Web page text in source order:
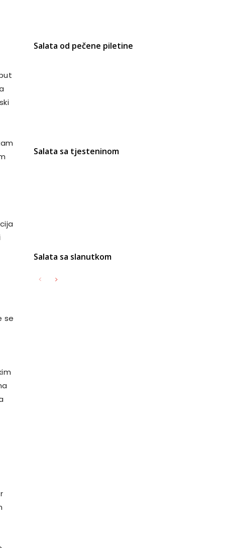
se
Salata od pečene piletine
Salata sa tjesteninom
Salata sa slanutkom